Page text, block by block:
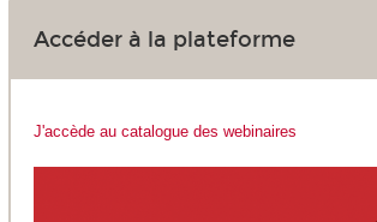
Accéder à la plateforme
J'accède au catalogue des webinaires